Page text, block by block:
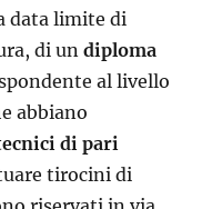
data limite di
di undiploma
al livello
abbiano
di pari
tirocini di